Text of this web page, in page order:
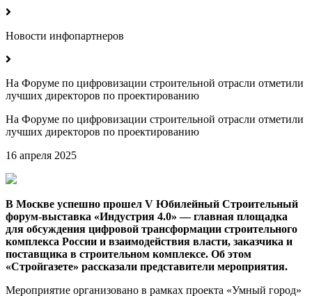
Новости инфопартнеров
На Форуме по цифровизации строительной отрасли отметили
лучших директоров по проектированию
На Форуме по цифровизации строительной отрасли отметили
лучших директоров по проектированию
16 апреля 2025
В Москве успешно прошел V Юбилейный Строительный
форум-выставка «Индустрия 4.0» — главная площадка
для обсуждения цифровой трансформации строительного
комплекса России и взаимодействия власти, заказчика и
поставщика в строительном комплексе. Об этом
«Стройгазете» рассказали представители мероприятия.
Мероприятие организовано в рамках проекта «Умный город»